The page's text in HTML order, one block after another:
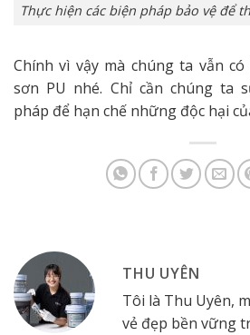
Thực hiện các biện pháp bảo vệ để
Chính vì vậy mà chúng ta vẫn
sơn PU nhé. Chỉ cần chúng ta
pháp để hạn chế những độc hại
THU UYÊN
Tôi là Thu Uyên,
vẻ đẹp bền vững